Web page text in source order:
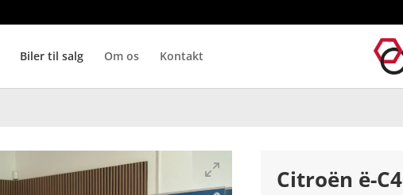
Biler til salg Om os Kontakt
Citroën ë-C4